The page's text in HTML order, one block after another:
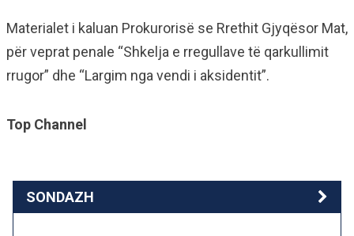
Materialet i kaluan Prokurorisë se Rrethit Gjyqësor Mat,
për veprat penale “Shkelja e rregullave të qarkullimit
rrugor” dhe “Largim nga vendi i aksidentit”.
Top Channel
SONDAZH